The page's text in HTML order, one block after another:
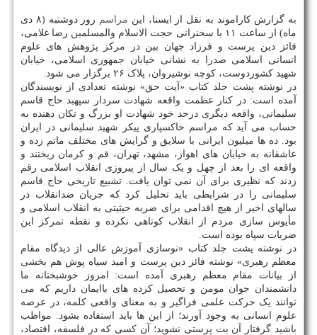
به گزارش کاراموند به نقل از ایسنا، این مراسم
روز دوشنبه (۸ دی
ماه) از ساعت ۱۱ با سخنرانی حجت الاسلام والمسلمین رضا غلامی،
فائز دین پرست و فرزاد جهان بین در مرکز پژوهش های علوم
انسانی اسلامی صدرا به نشانی خیابان جمهوری اسلامی، خیابان
شهید کشوردوست، کوچه نوشیروان، پلاک ۲۶ برگزار می شود.
در نوشته پشت جلد کتاب «آیت حق» نوشته تعدادی از نویسندگان
آمده است: در کنار عظمت واقعه شهادت سردار سپهبد حاج قاسم
سلیمانی، واقعه دیگری درحد خود شهادت او بزرگ و تکان دهنده به
حساب می آید که مراسم خاکسپاری پیکر شهید سلیمانی در ایران
بود. ده ها میلیون ایرانی با سلایق و گرایش های مختلف ماتم زده و
عاشقانه به خیابان های اهواز، مشهد، تهران، قم و کرمان ریختند و
واقعه ای را بعد از چهل و یک سال از پیروزی انقلاب اسلامی رقم
زدند که نظیری برای آن نمی توان یافت. تشییع تاریخی حاج قاسم
سلیمانی را در شرایطی باید تحلیل کرد که جریان ضدانقلاب در
سالهای اخیر از هیچ اقدامی برای ضربه حیثیتی به انقلاب اسلامی و
مأیوس سازی مردم از انقلاب کوتاهی نکرده و نقطه تمرکز این
ضربات سپاه بوده است.
در نوشته پشت جلد کتاب «نوسازی آموزش عالی از دیدگاه مقام
معظم رهبری» نوشته فائز دین پرست و امید سیاه پوش هم بخشی
از بیانات مقام معظم رهبری آمده است: امروز خوشبختانه ما
دانشمندان جوان مومن و تحصیل کرده های باایمان داریم که می
توانند یک حرکت علمی فراگیر و به معنای واقعی کلمه، در عرصه
علوم انسانی به وجود آورند؛ از این ها باید استفاده بشود. مواظب
باشید گرفتار آن بت پرستی نشوید؛ آن کسی که در فلسفه، اقتصاد،